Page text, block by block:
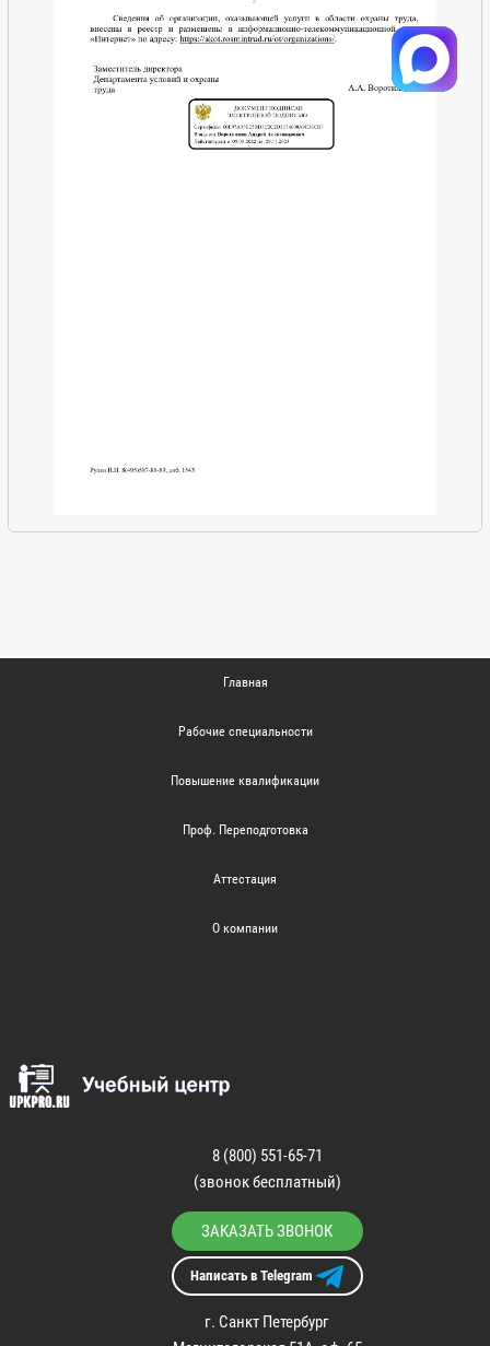
Главная
Рабочие специальности
Повышение квалификации
Проф. Переподготовка
Аттестация
О компании
8 (800) 551-65-71
(звонок бесплатный)
ЗАКАЗАТЬ ЗВОНОК
Написать в Telegram
г. Санкт Петербург